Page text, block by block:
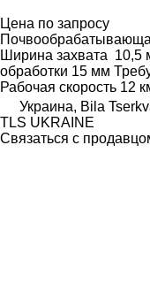
Цена по запросу
Ширина захвата 10,5
обработки 15 мм
Рабочая скорость 12
Украина, Bila
TLS UKRAINE
Связаться с